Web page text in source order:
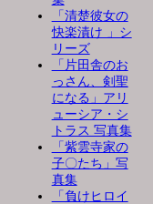
「清楚彼女の
快楽漬け 」シ
リーズ
「片田舎のお
っさん、剣聖
になる」アリ
ューシア・シ
トラス 写真集
「紫雲寺家の
子〇たち」写
真集
「負けヒロイ